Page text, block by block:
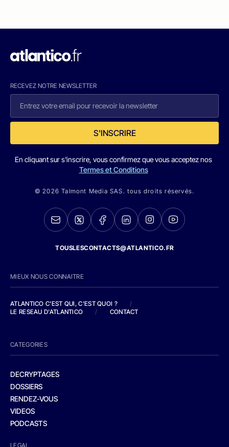
RECEVEZ NOTRE NEWSLETTER
S'INSCRIRE
En cliquant sur s'inscrire, vous confirmez que vous acceptez nos
Termes et Conditions
© 2026 Talmont Media SAS. tous droits réservés.
TOUSLESCONTACTS@ATLANTICO.FR
MIEUX NOUS CONNAITRE
ATLANTICO C'EST QUI, C'EST QUOI ?
/
LE RESEAU D'ATLANTICO
/ CONTACT
CATEGORIES
DECRYPTAGES
DOSSIERS
RENDEZ-VOUS
VIDEOS
PODCASTS
LEGAL